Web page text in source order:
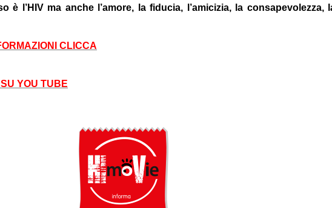
è l’HIV ma anche l’amore, la fiducia, l’amicizia, la consapevolezza,
CLICCA
YOU TUBE